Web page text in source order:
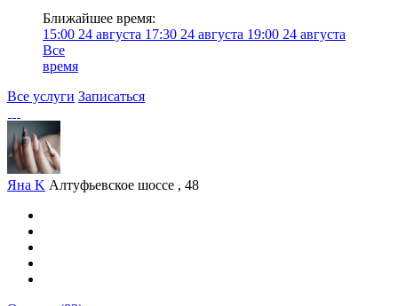
Ближайшее время:
15:00 24 августа 17:30 24 августа 19:00 24 августа
Все
время
Все услуги Записаться
Яна K Алтуфьевское шоссе , 48